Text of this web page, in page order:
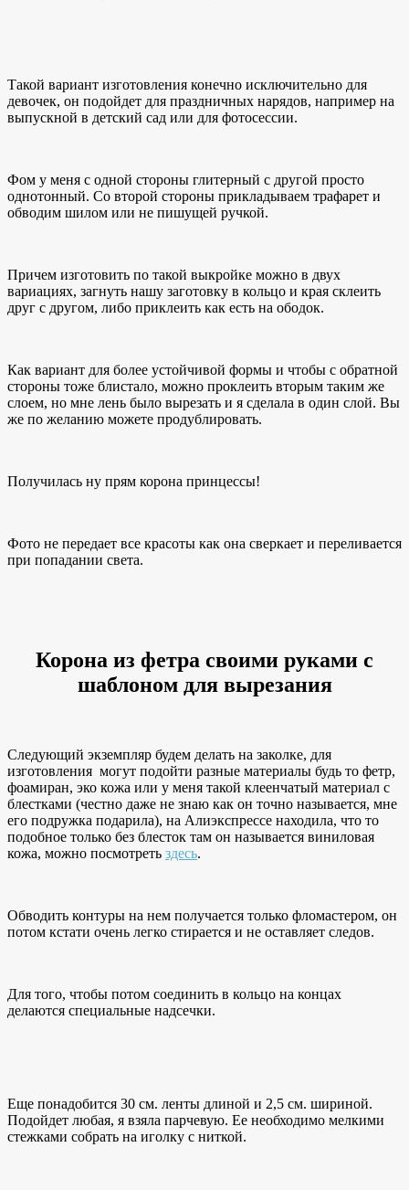
Такой вариант изготовления конечно исключительно для
девочек, он подойдет для праздничных нарядов, например на
выпускной в детский сад или для фотосессии.
Фом у меня с одной стороны глитерный с другой просто
однотонный. Со второй стороны прикладываем трафарет и
обводим шилом или не пишущей ручкой.
Причем изготовить по такой выкройке можно в двух
вариациях, загнуть нашу заготовку в кольцо и края склеить
друг с другом, либо приклеить как есть на ободок.
Как вариант для более устойчивой формы и чтобы с обратной
стороны тоже блистало, можно проклеить вторым таким же
слоем, но мне лень было вырезать и я сделала в один слой. Вы
же по желанию можете продублировать.
Получилась ну прям корона принцессы!
Фото не передает все красоты как она сверкает и переливается
при попадании света.
Корона из фетра своими руками с
шаблоном для вырезания
Следующий экземпляр будем делать на заколке, для
изготовления могут подойти разные материалы будь то фетр,
фоамиран, эко кожа или у меня такой клеенчатый материал с
блестками (честно даже не знаю как он точно называется, мне
его подружка подарила), на Алиэкспрессе находила, что то
подобное только без блесток там он называется виниловая
кожа, можно посмотреть здесь.
Обводить контуры на нем получается только фломастером, он
потом кстати очень легко стирается и не оставляет следов.
Для того, чтобы потом соединить в кольцо на концах
делаются специальные надсечки.
Еще понадобится 30 см. ленты длиной и 2,5 см. шириной.
Подойдет любая, я взяла парчевую. Ее необходимо мелкими
стежками собрать на иголку с ниткой.